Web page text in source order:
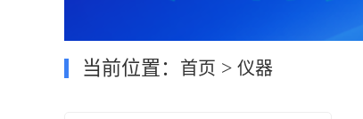
当前位置： 首页 > 仪器